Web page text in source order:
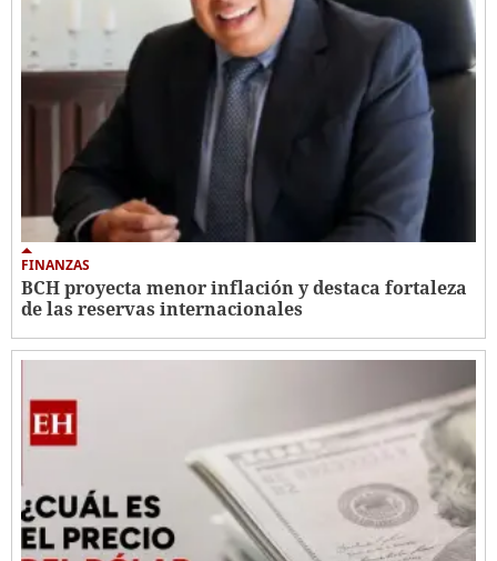
FINANZAS
BCH proyecta menor inflación y destaca fortaleza
de las reservas internacionales